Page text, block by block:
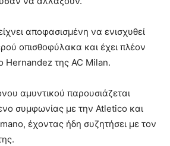
αποφασισμένη να ενισχυθεί
οπισθοφύλακα και έχει πλέον
Hernandez της AC Milan.
αμυντικού παρουσιάζεται
συμφωνίας με την Atletico και
έχοντας ήδη συζητήσει με τον